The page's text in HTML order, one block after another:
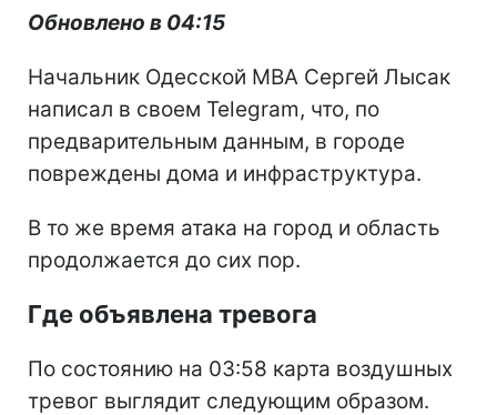
Обновлено в 04:15
Начальник Одесской МВА Сергей Лысак
написал в своем Telegram, что, по
предварительным данным, в городе
повреждены дома и инфраструктура.
В то же время атака на город и область
продолжается до сих пор.
Где объявлена тревога
По состоянию на 03:58 карта воздушных
тревог выглядит следующим образом.